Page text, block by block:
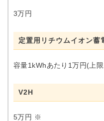
3万円
定置用リチウムイオン蓄
容量1kWhあたり1万円(上
V2H
5万円 ※